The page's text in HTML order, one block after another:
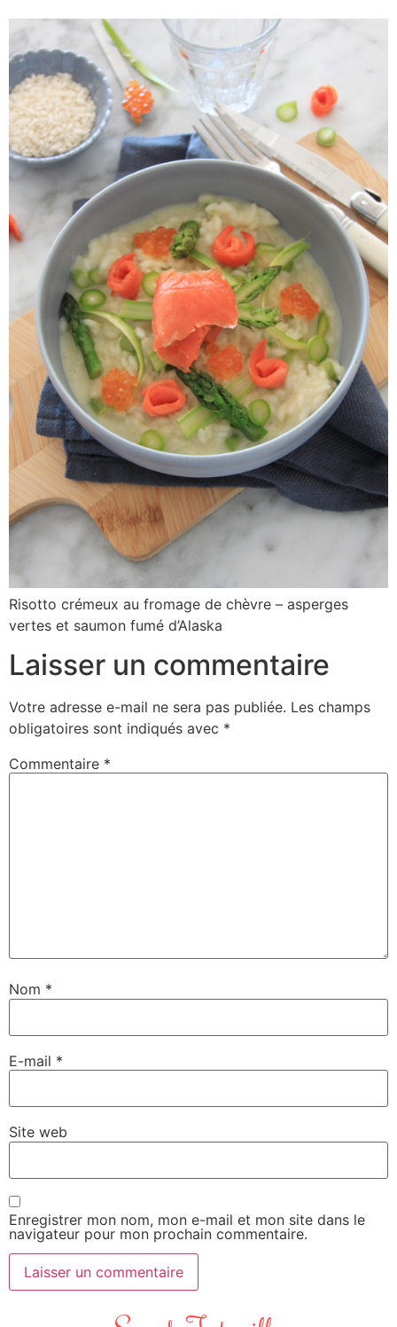
Risotto crémeux au fromage de chèvre – asperges
vertes et saumon fumé d’Alaska
Laisser un commentaire
Votre adresse e-mail ne sera pas publiée. Les champs
obligatoires sont indiqués avec *
Commentaire *
Nom *
E-mail *
Site web
Enregistrer mon nom, mon e-mail et mon site dans le
navigateur pour mon prochain commentaire.